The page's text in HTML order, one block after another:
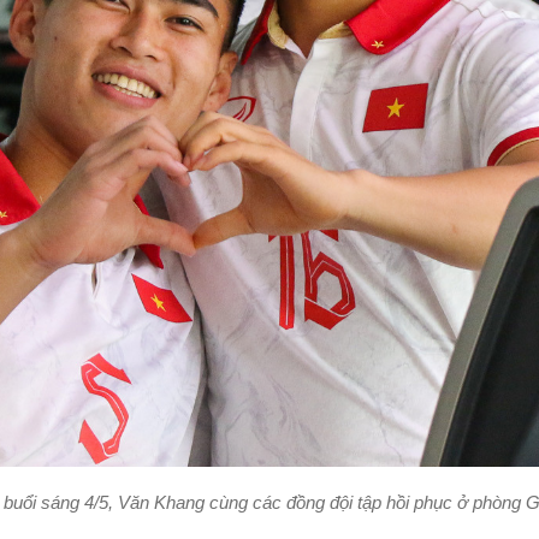
sáng 4/5, Văn Khang cùng các đồng đội tập hồi phục ở phòng